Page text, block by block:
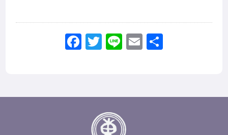
Facebook
Twitter
LineEmail